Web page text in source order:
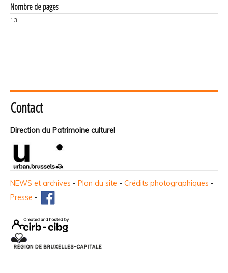
Nombre de pages
13
Contact
Direction du Patrimoine culturel
NEWS et archives - Plan du site - Crédits photographiques -
Presse -